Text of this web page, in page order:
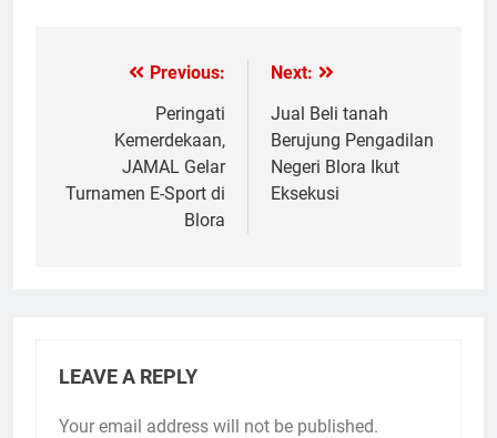
navigation
Previous:
Peringati
Kemerdekaan,
JAMAL Gelar
Turnamen E-Sport di
Blora
Next:
Jual Beli tanah
Berujung Pengadilan
Negeri Blora Ikut
Eksekusi
LEAVE A REPLY
Your email address will not be published.